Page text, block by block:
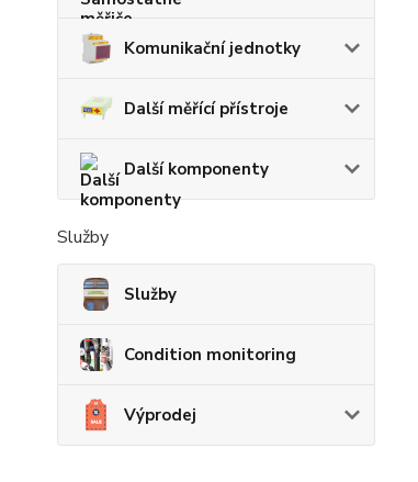
Komunikační jednotky
Další měřící přístroje
Další komponenty
Služby
Služby
Condition monitoring
Výprodej